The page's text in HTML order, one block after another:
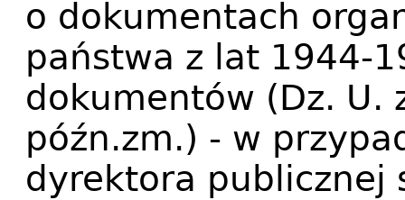
o dokumentach
państwa z lat 1944-
dokumentów (Dz. U.
późn.zm.) - w
dyrektora publicznej